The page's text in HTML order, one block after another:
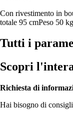
Con rivestimento in
totale 95 cmPeso 50 kg
Tutti i
Scopri
Richiesta di
Hai bisogno di